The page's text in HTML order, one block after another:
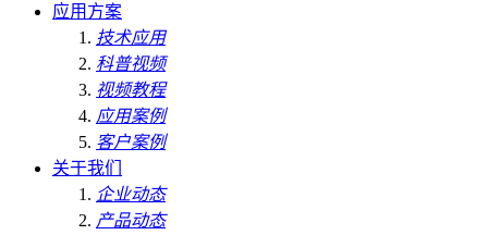
应用方案
技术应用
科普视频
视频教程
应用案例
客户案例
关于我们
企业动态
产品动态